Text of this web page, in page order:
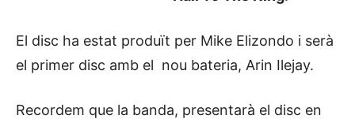
El disc ha estat produït per Mike Elizondo i serà
el primer disc amb el nou bateria, Arin Ilejay.
Recordem que la banda, presentarà el disc en